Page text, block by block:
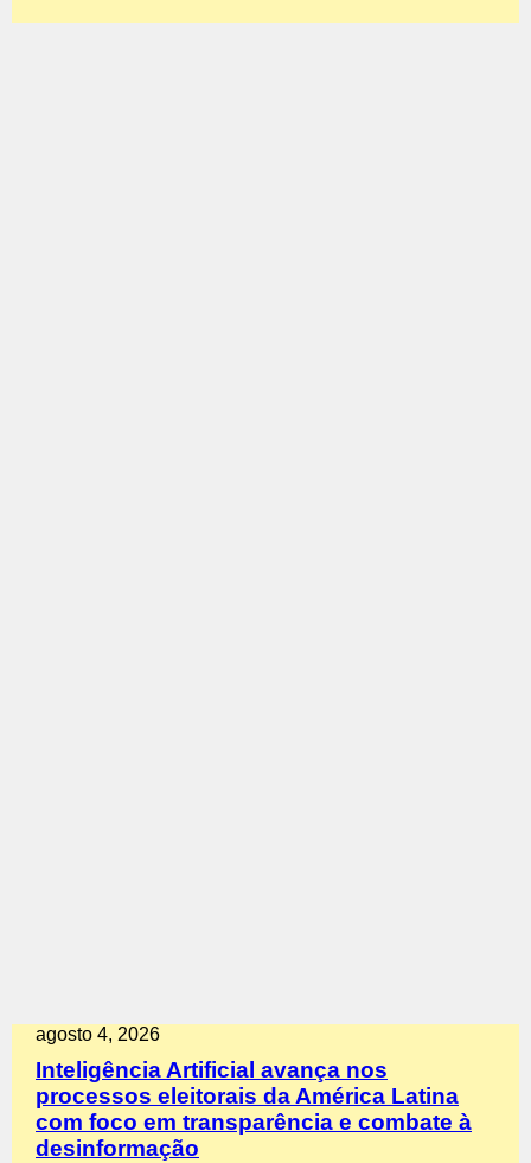
agosto 4, 2026
Inteligência Artificial avança nos
processos eleitorais da América Latina
com foco em transparência e combate à
desinformação